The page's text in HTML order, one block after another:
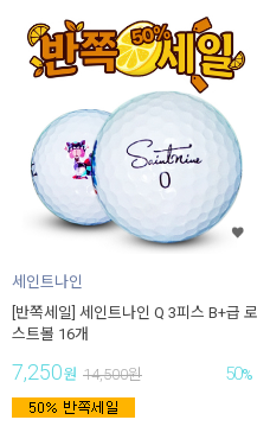
세인트나인
[반쪽세일] 세인트나인 Q 3피스 B+급 로
스트볼 16개
7,250원 14,500원 50%